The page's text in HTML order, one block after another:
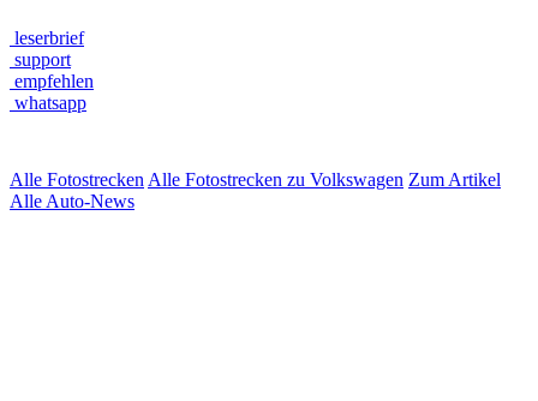
leserbrief
support
empfehlen
whatsapp
Alle Fotostrecken Alle Fotostrecken zu Volkswagen Zum Artikel
Alle Auto-News